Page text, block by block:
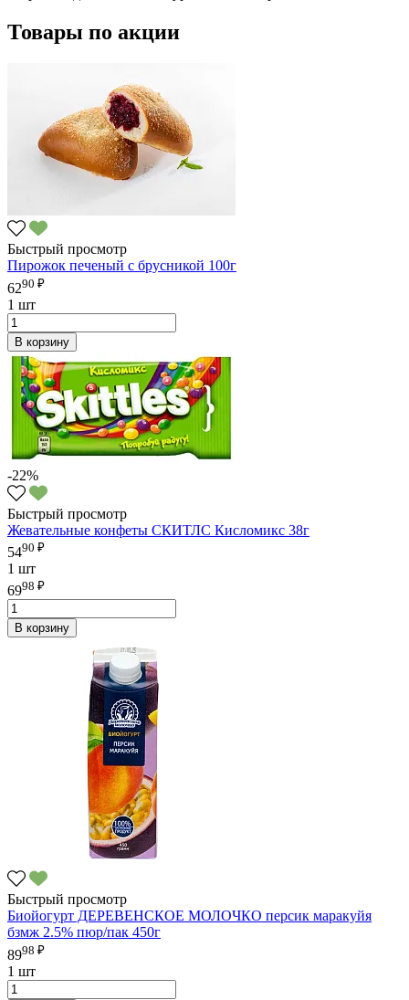
Товары по акции
Быстрый просмотр
Пирожок печеный с брусникой 100г
6290 ₽
1 шт
В корзину
-22%
Быстрый просмотр
Жевательные конфеты СКИТЛС Кисломикс 38г
5490 ₽
1 шт
6998 ₽
В корзину
Быстрый просмотр
Биойогурт ДЕРЕВЕНСКОЕ МОЛОЧКО персик маракуйя
бзмж 2.5% пюр/пак 450г
8998 ₽
1 шт